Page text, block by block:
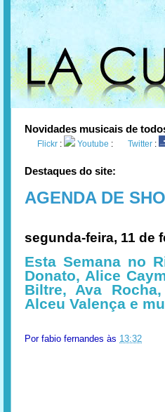
Novidades musicais de
Flickr : Youtube : Twitter :
Destaques do site:
AGENDA DE
segunda-feira, 11 de
Esta Semana no
Donato, Alice
Biltre, Ava
Alceu Valença e
Por fabio fernandes às 13:32